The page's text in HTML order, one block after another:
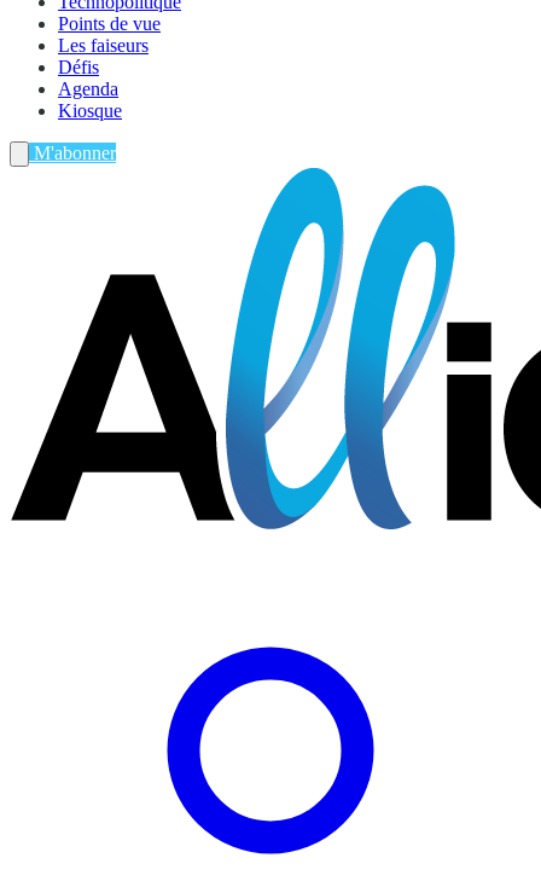
Points de vue
Les faiseurs
Défis
Agenda
Kiosque
M'abonner